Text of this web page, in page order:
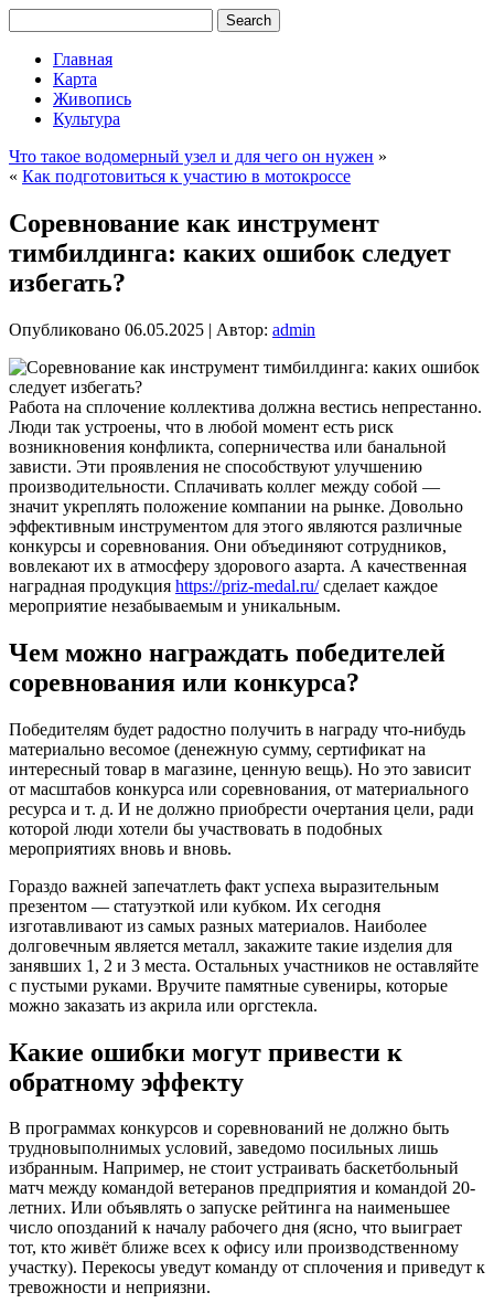
Главная
Карта
Живопись
Культура
Что такое водомерный узел и для чего он нужен »
« Как подготовиться к участию в мотокроссе
Соревнование как инструмент
тимбилдинга: каких ошибок следует
избегать?
Опубликовано 06.05.2025 | Автор: admin
Работа на сплочение коллектива должна вестись непрестанно.
Люди так устроены, что в любой момент есть риск
возникновения конфликта, соперничества или банальной
зависти. Эти проявления не способствуют улучшению
производительности. Сплачивать коллег между собой —
значит укреплять положение компании на рынке. Довольно
эффективным инструментом для этого являются различные
конкурсы и соревнования. Они объединяют сотрудников,
вовлекают их в атмосферу здорового азарта. А качественная
наградная продукция https://priz-medal.ru/сделает каждое
мероприятие незабываемым и уникальным.
Чем можно награждать победителей
соревнования или конкурса?
Победителям будет радостно получить в награду что-нибудь
материально весомое (денежную сумму, сертификат на
интересный товар в магазине, ценную вещь). Но это зависит
от масштабов конкурса или соревнования, от материального
ресурса и т. д. И не должно приобрести очертания цели, ради
которой люди хотели бы участвовать в подобных
мероприятиях вновь и вновь.
Гораздо важней запечатлеть факт успеха выразительным
презентом — статуэткой или кубком. Их сегодня
изготавливают из самых разных материалов. Наиболее
долговечным является металл, закажите такие изделия для
занявших 1, 2 и 3 места. Остальных участников не оставляйте
с пустыми руками. Вручите памятные сувениры, которые
можно заказать из акрила или оргстекла.
Какие ошибки могут привести к
обратному эффекту
В программах конкурсов и соревнований не должно быть
трудновыполнимых условий, заведомо посильных лишь
избранным. Например, не стоит устраивать баскетбольный
матч между командой ветеранов предприятия и командой 20-
летних. Или объявлять о запуске рейтинга на наименьшее
число опозданий к началу рабочего дня (ясно, что выиграет
тот, кто живёт ближе всех к офису или производственному
участку). Перекосы уведут команду от сплочения и приведут к
тревожности и неприязни.